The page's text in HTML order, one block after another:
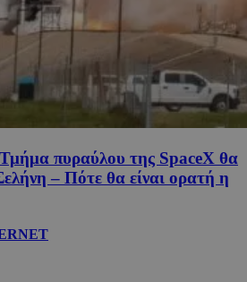
πυραύλου της SpaceX θα
– Πότε θα είναι ορατή η